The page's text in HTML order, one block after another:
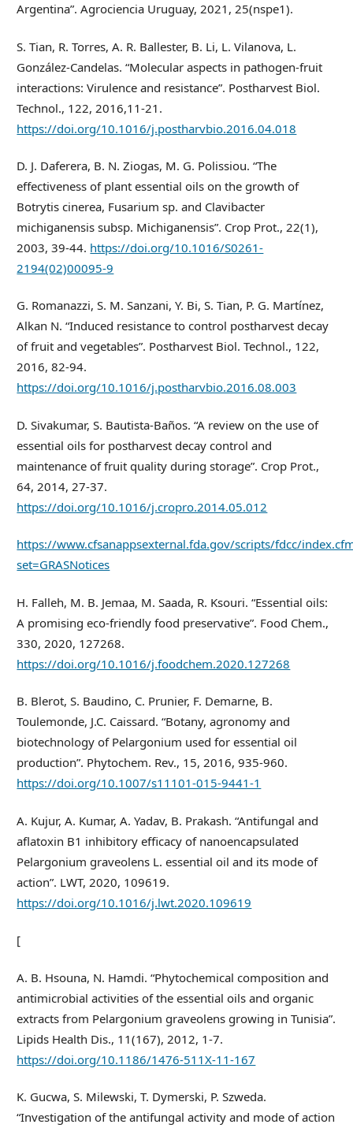
Argentina”. Agrociencia Uruguay, 2021, 25(nspe1).
S. Tian, R. Torres, A. R. Ballester, B. Li, L. Vilanova, L.
González-Candelas. “Molecular aspects in pathogen-fruit
interactions: Virulence and resistance”. Postharvest Biol.
Technol., 122, 2016,11-21.
https://doi.org/10.1016/j.postharvbio.2016.04.018
D. J. Daferera, B. N. Ziogas, M. G. Polissiou. “The
effectiveness of plant essential oils on the growth of
Botrytis cinerea, Fusarium sp. and Clavibacter
michiganensis subsp. Michiganensis”. Crop Prot., 22(1),
2003, 39-44. https://doi.org/10.1016/S0261-
2194(02)00095-9
G. Romanazzi, S. M. Sanzani, Y. Bi, S. Tian, P. G. Martínez,
Alkan N. “Induced resistance to control postharvest decay
of fruit and vegetables”. Postharvest Biol. Technol., 122,
2016, 82-94.
https://doi.org/10.1016/j.postharvbio.2016.08.003
D. Sivakumar, S. Bautista-Baños. “A review on the use of
essential oils for postharvest decay control and
maintenance of fruit quality during storage”. Crop Prot.,
64, 2014, 27-37.
https://doi.org/10.1016/j.cropro.2014.05.012
https://www.cfsanappsexternal.fda.gov/scripts/fdcc/
set=GRASNotices
H. Falleh, M. B. Jemaa, M. Saada, R. Ksouri. “Essential oils:
A promising eco-friendly food preservative”. Food Chem.,
330, 2020, 127268.
https://doi.org/10.1016/j.foodchem.2020.127268
B. Blerot, S. Baudino, C. Prunier, F. Demarne, B.
Toulemonde, J.C. Caissard. “Botany, agronomy and
biotechnology of Pelargonium used for essential oil
production”. Phytochem. Rev., 15, 2016, 935-960.
https://doi.org/10.1007/s11101-015-9441-1
A. Kujur, A. Kumar, A. Yadav, B. Prakash. “Antifungal and
aflatoxin B1 inhibitory efficacy of nanoencapsulated
Pelargonium graveolens L. essential oil and its mode of
action”. LWT, 2020, 109619.
https://doi.org/10.1016/j.lwt.2020.109619
[
A. B. Hsouna, N. Hamdi. “Phytochemical composition and
antimicrobial activities of the essential oils and organic
extracts from Pelargonium graveolens growing in Tunisia”.
Lipids Health Dis., 11(167), 2012, 1-7.
https://doi.org/10.1186/1476-511X-11-167
K. Gucwa, S. Milewski, T. Dymerski, P. Szweda.
“Investigation of the antifungal activity and mode of action